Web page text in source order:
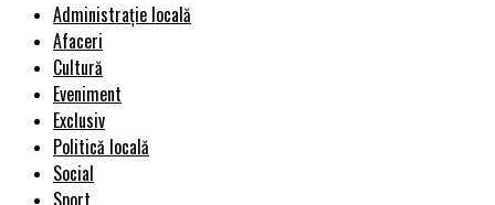
Administrație locală
Afaceri
Cultură
Eveniment
Exclusiv
Politică locală
Social